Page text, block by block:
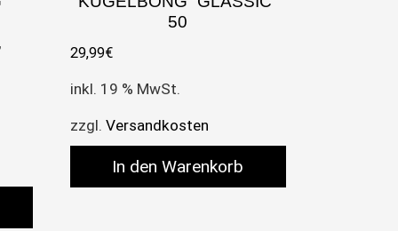
50
29,99€
inkl. 19 % MwSt.
zzgl.Versandkosten
In den Warenkorb